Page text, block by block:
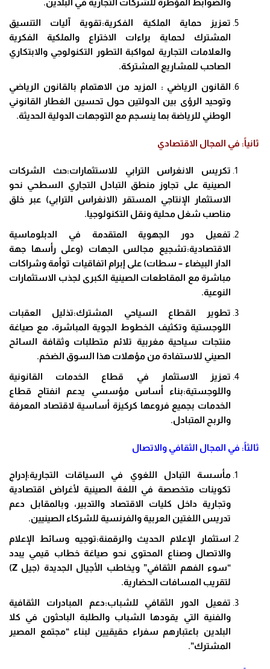
والضوابط المؤطرة للشركات التجارية في البلدين.
تعزيز حماية الملكية الفكرية:تقوية آليات التنسيق
المشترك لحماية براءات الاختراع والملكية الفكرية
والعلامات التجارية لمواكبة التطور التكنولوجي والابتكاري
الصاحب للمشاريع المشتركة.
القانون الرياضي : المزيد من الاهتمام بالقانون الرياضي
وتوحيد الرؤى بين الدولتين حول تحسين الغطار القانوني
الوطني للرياضة بما ينسجم مع التوجهات الدولية الحديثة.
ثانياً: في المجال الاقتصادي
تكريس الانغراس الترابي للاستثمارات:حث الشركات
الصينية على تجاوز منطق التبادل التجاري السطحي نحو
الاستثمار الإنتاجي المستقر (الانغراس الترابي) عبر خلق
مناصب شغل محلية ونقل التكنولوجيا.
تفعيل دور الجهوية المتقدمة في الدبلوماسية
الاقتصادية:تشجيع مجالس الجهات (وعلى رأسها جهة
الدار البيضاء – سطات) على إبرام اتفاقيات توأمة وشراكات
مباشرة مع المقاطعات الصينية الكبرى لجذب الاستثمارات
النوعية.
تطوير القطاع السياحي المشترك:تذليل العقبات
اللوجستية وتكثيف الخطوط الجوية المباشرة، مع صياغة
منتجات سياحية مغربية تلائم متطلبات وثقافة السائح
الصيني للاستفادة من مؤهلات هذا السوق الضخم.
تعزيز الاستثمار في قطاع الخدمات القانونية
واللوجستية:بناء أساس مؤسسي يدعم انفتاح قطاع
الخدمات بجميع فروعها كركيزة أساسية لاقتصاد المعرفة
والربح المتبادل.
ثالثاً: في المجال الثقافي والاتصال
مأسسة التبادل اللغوي في السياقات التجارية:إدراج
تكوينات متخصصة في اللغة الصينية لأغراض اقتصادية
وتجارية داخل كليات الاقتصاد والتدبير، وبالمقابل دعم
تدريس اللغتين العربية والفرنسية للشركاء الصينيين.
استثمار الإعلام الحديث والرقمنة:توجيه وسائط الإعلام
والاتصال وصناع المحتوى نحو صياغة خطاب قيمي يبدد
“سوء الفهم الثقافي” ويخاطب الأجيال الجديدة (جيل Z)
لتقريب المسافات الحضارية.
تفعيل الدور الثقافي للشباب:دعم المبادرات الثقافية
والفنية التي يقودها الشباب والطلبة الباحثون في كلا
البلدين باعتبارهم سفراء حقيقيين لبناء “مجتمع المصير
المشترك”.